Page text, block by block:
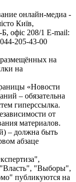
онлайн-медиа -
Київ,
офіс 208/1 E-mail:
205-43-00
на
на
«Новости
– обязательна
гиперссылка.
от
материалов.
– должна быть
абзаце
"Выборы",
публикуются на